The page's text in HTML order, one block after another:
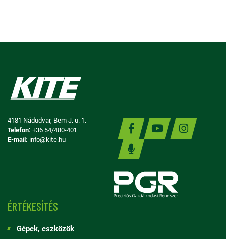
4181 Nádudvar, Bem J. u. 1.
Telefon: +36 54/480-401
E-mail: info@kite.hu
ÉRTÉKESÍTÉS
Gépek, eszközök